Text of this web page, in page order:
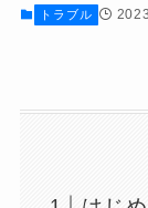
トラブル